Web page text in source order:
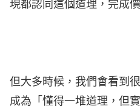
現都認同這個道理，完成
但大多時候，我們會看到
成為「懂得一堆道理，但